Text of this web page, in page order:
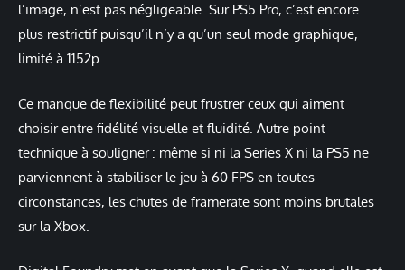
l’image, n’est pas négligeable. Sur PS5 Pro, c’est encore
plus restrictif puisqu’il n’y a qu’un seul mode graphique,
limité à 1152p.
Ce manque de flexibilité peut frustrer ceux qui aiment
choisir entre fidélité visuelle et fluidité. Autre point
technique à souligner : même si ni la Series X ni la PS5 ne
parviennent à stabiliser le jeu à 60 FPS en toutes
circonstances, les chutes de framerate sont moins brutales
sur la Xbox.